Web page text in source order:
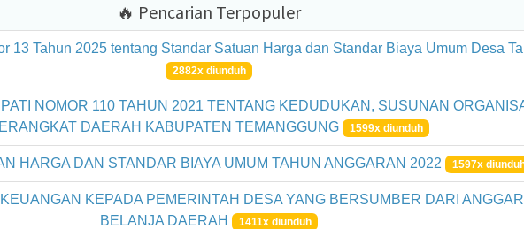
🔥 Pencarian Terpopuler
13 Tahun 2025 tentang Standar Satuan Harga dan Standar Biaya Umum Desa
2882x diunduh
NOMOR 110 TAHUN 2021 TENTANG KEDUDUKAN, SUSUNAN
DAERAH KABUPATEN TEMANGGUNG
1599x diunduh
HARGA DAN STANDAR BIAYA UMUM TAHUN ANGGARAN 2022 1597x
KEPADA PEMERINTAH DESA YANG BERSUMBER DARI
BELANJA DAERAH
1411x diunduh